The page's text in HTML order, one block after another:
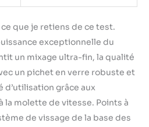
que je retiens de ce test.
exceptionnelle du
un mixage ultra-fin, la qualité
un pichet en verre robuste et
d’utilisation grâce aux
la molette de vitesse. Points à
de vissage de la base des